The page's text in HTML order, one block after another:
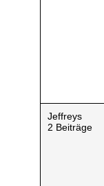
Jeffreys
2 Beiträge